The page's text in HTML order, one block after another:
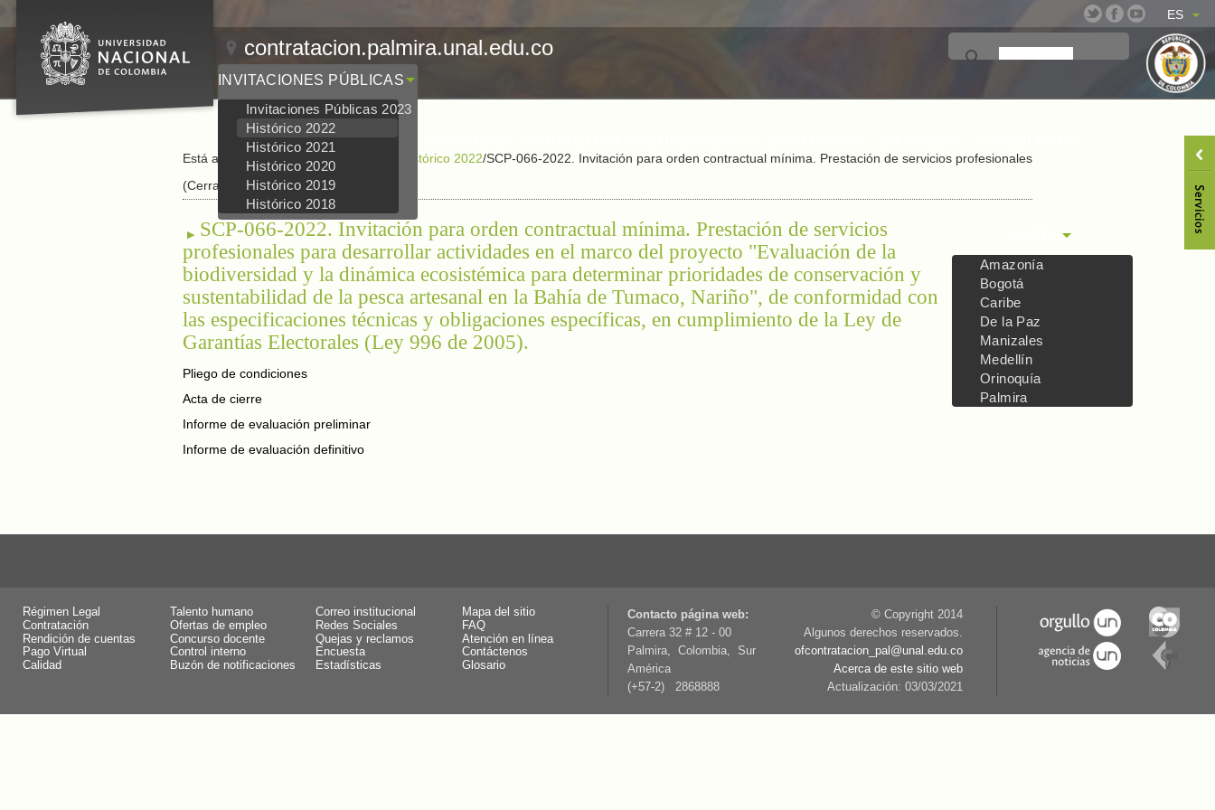
ES
contratacion.palmira.unal.edu.co
INVITACIONES PÚBLICAS
Invitaciones Públicas 2023
Histórico 2022
Histórico 2021
Histórico 2020
Histórico 2019
Histórico 2018
Amazonía
Bogotá
Caribe
De la Paz
Manizales
Medellín
Orinoquía
Palmira
Está aquí: Inicio / Invitaciones Públicas Histórico 2022/SCP-066-2022. Invitación para orden contractual mínima. Prestación de servicios profesionales
(Cerrada)
SCP-066-2022. Invitación para orden contractual mínima. Prestación de servicios
profesionales para desarrollar actividades en el marco del proyecto "Evaluación de la
biodiversidad y la dinámica ecosistémica para determinar prioridades de conservación y
sustentabilidad de la pesca artesanal en la Bahía de Tumaco, Nariño", de conformidad con
las especificaciones técnicas y obligaciones específicas, en cumplimiento de la Ley de
Garantías Electorales (Ley 996 de 2005).
Pliego de condiciones
Acta de cierre
Informe de evaluación preliminar
Informe de evaluación definitivo
Régimen Legal
Talento humano
Contratación
Ofertas de empleo
Rendición de cuentas
Concurso docente
Pago Virtual
Control interno
Calidad
Buzón de notificaciones
Correo institucional
Mapa del sitio
Redes Sociales
FAQ
Quejas y reclamos
Atención en línea
Encuesta
Contáctenos
Estadísticas
Glosario
Contacto página web:
Carrera 32 # 12 - 00
Palmira, Colombia, Sur
América
(+57-2) 2868888
© Copyright 2014
Algunos derechos reservados.
ofcontratacion_pal@unal.edu.co
Acerca de este sitio web
Actualización: 03/03/2021